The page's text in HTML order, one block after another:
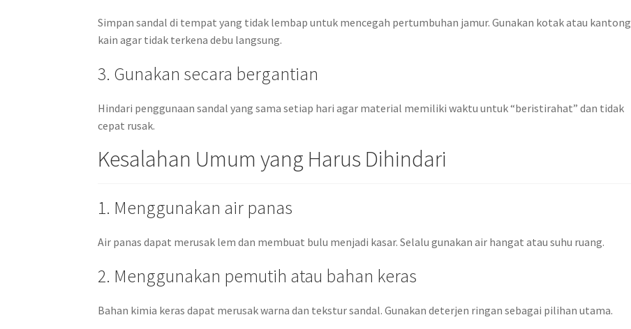
Simpan sandal di tempat yang tidak lembap untuk mencegah pertumbuhan jamur. Gunakan kotak atau kantong
kain agar tidak terkena debu langsung.
3. Gunakan secara bergantian
Hindari penggunaan sandal yang sama setiap hari agar material memiliki waktu untuk “beristirahat” dan tidak
cepat rusak.
Kesalahan Umum yang Harus Dihindari
1. Menggunakan air panas
Air panas dapat merusak lem dan membuat bulu menjadi kasar. Selalu gunakan air hangat atau suhu ruang.
2. Menggunakan pemutih atau bahan keras
Bahan kimia keras dapat merusak warna dan tekstur sandal. Gunakan deterjen ringan sebagai pilihan utama.